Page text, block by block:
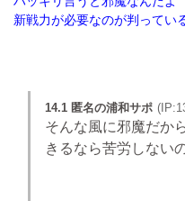
新戦力が必要なのが判ってい
14.1 匿名の浦和サポ
そんな風に邪魔だか
きるなら苦労しない